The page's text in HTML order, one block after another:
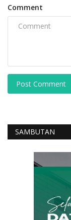
Comment
Post Comment
SAMBUTAN